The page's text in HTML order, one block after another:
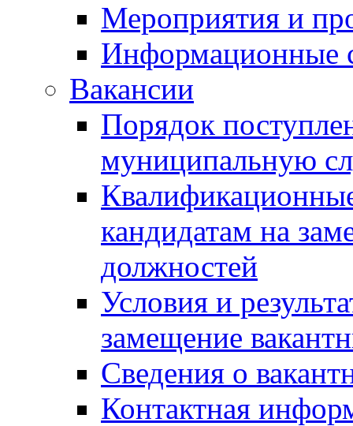
Мероприятия и
Информационные
Вакансии
Порядок
муниципальную
кандидатам на
должностей
Условия и
замещение
Сведения о
Контактная